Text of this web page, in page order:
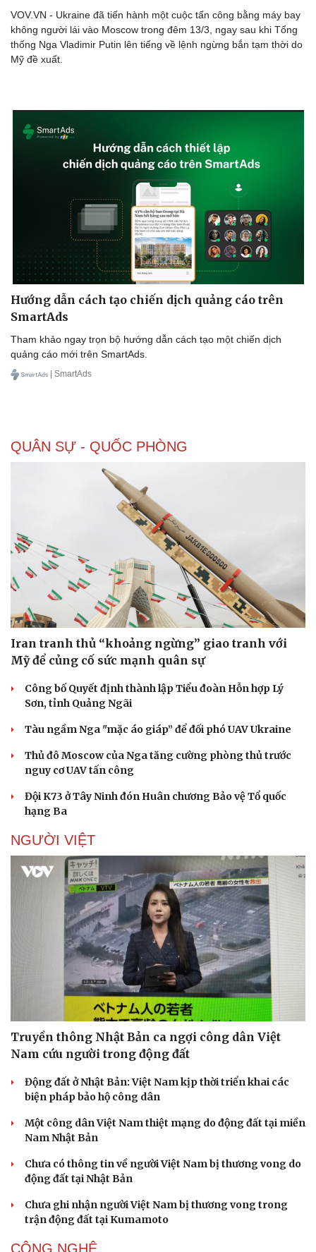
Lịch thi đấu bóng đá
eSports
Hậu trường
Ô tô - Xe máy
Ô tô
Xe máy
Tư vấn
Doanh nghiệp
Doanh nghiệp 24h
Doanh nhân
Công nghệ
Tin Công nghệ
VOV.VN - Ukraine đã tiến hành một cuộc tấn công bằng máy bay
không người lái vào Moscow trong đêm 13/3, ngay sau khi Tổng
thống Nga Vladimir Putin lên tiếng về lệnh ngừng bắn tạm thời do
Mỹ đề xuất.
Hướng dẫn cách tạo chiến dịch quảng cáo trên
SmartAds
Tham khảo ngay trọn bộ hướng dẫn cách tạo một chiến dịch
quảng cáo mới trên SmartAds.
| SmartAds
QUÂN SỰ - QUỐC PHÒNG
Iran tranh thủ “khoảng ngừng” giao tranh với
Mỹ để củng cố sức mạnh quân sự
Công bố Quyết định thành lập Tiểu đoàn Hỗn hợp Lý
Sơn, tỉnh Quảng Ngãi
Tàu ngầm Nga "mặc áo giáp” để đối phó UAV Ukraine
Thủ đô Moscow của Nga tăng cường phòng thủ trước
nguy cơ UAV tấn công
Đội K73 ở Tây Ninh đón Huân chương Bảo vệ Tổ quốc
hạng Ba
NGƯỜI VIỆT
Truyền thông Nhật Bản ca ngợi công dân Việt
Nam cứu người trong động đất
Động đất ở Nhật Bản: Việt Nam kịp thời triển khai các
biện pháp bảo hộ công dân
Một công dân Việt Nam thiệt mạng do động đất tại miền
Nam Nhật Bản
Chưa có thông tin về người Việt Nam bị thương vong do
động đất tại Nhật Bản
Chưa ghi nhận người Việt Nam bị thương vong trong
trận động đất tại Kumamoto
CÔNG NGHỆ